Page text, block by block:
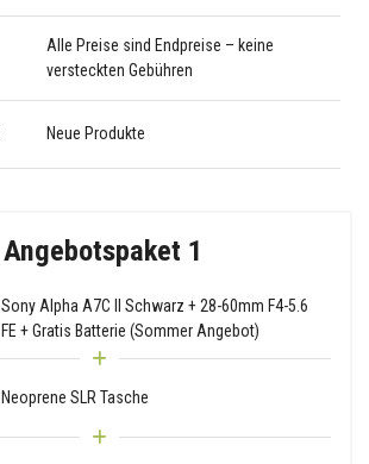
Alle Preise sind Endpreise – keine
versteckten Gebühren
Neue Produkte
Angebotspaket 1
Sony Alpha A7C II Schwarz + 28-60mm F4-5.6
FE + Gratis Batterie (Sommer Angebot)
Neoprene SLR Tasche